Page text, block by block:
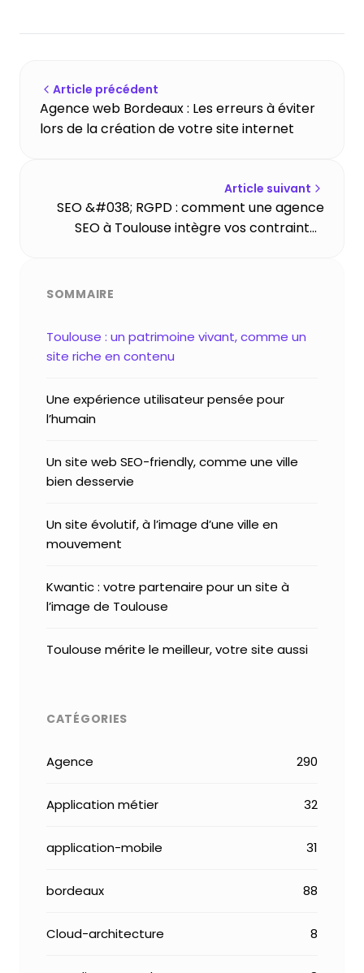
Article précédent
Agence web Bordeaux : Les erreurs à éviter
lors de la création de votre site internet
Article suivant
SEO &#038; RGPD : comment une agence
SEO à Toulouse intègre vos contraintes
SOMMAIRE
Toulouse : un patrimoine vivant, comme un
site riche en contenu
Une expérience utilisateur pensée pour
l’humain
Un site web SEO-friendly, comme une ville
bien desservie
Un site évolutif, à l’image d’une ville en
mouvement
Kwantic : votre partenaire pour un site à
l’image de Toulouse
Toulouse mérite le meilleur, votre site aussi
CATÉGORIES
Agence 290
Application métier 32
application-mobile 31
bordeaux 88
Cloud-architecture 8